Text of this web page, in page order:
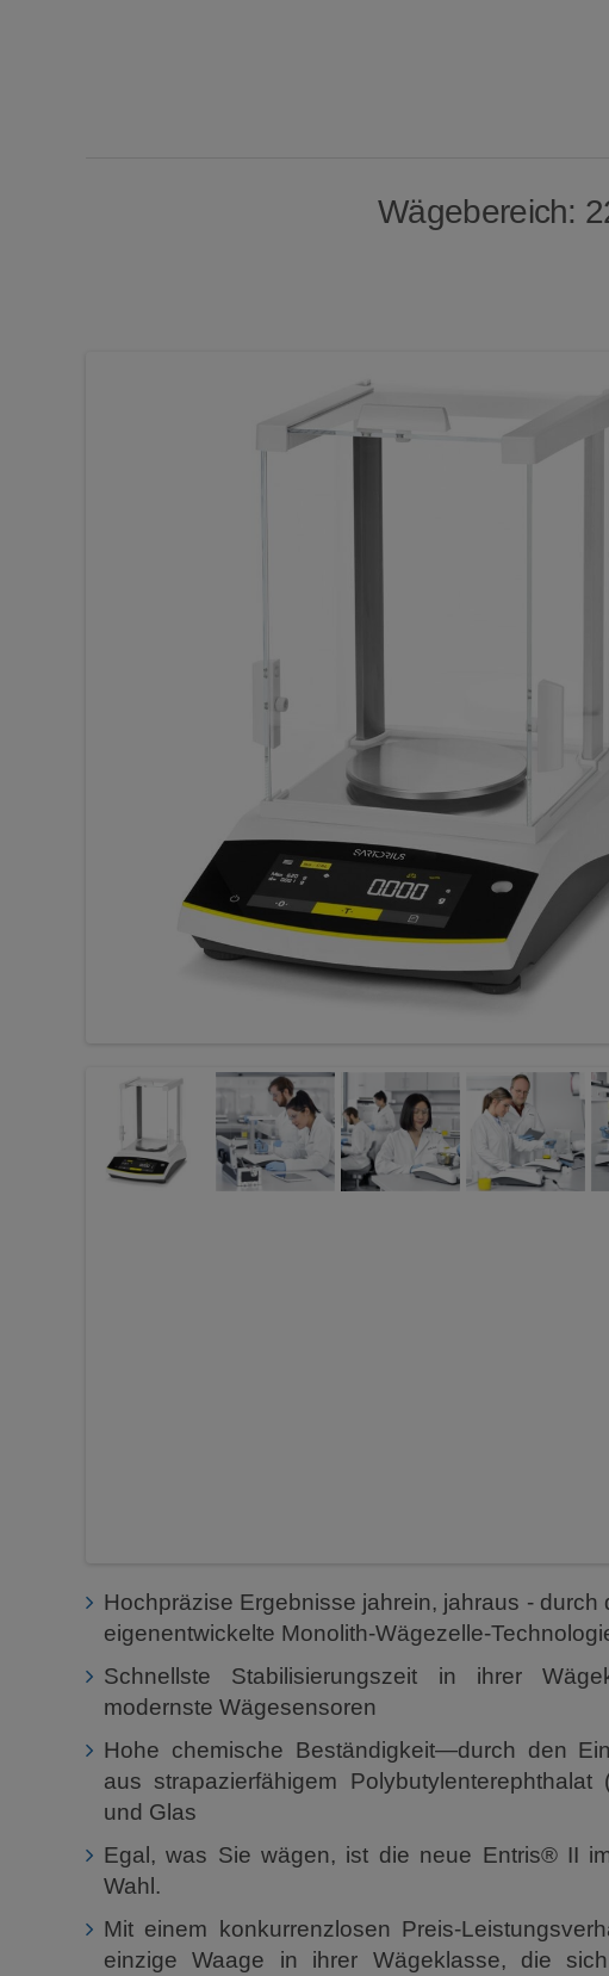
Wägebereich:
Hochpräzise Ergebnisse jahrein, jahraus - durch
eigenentwickelte Monolith-Wägezelle-
Schnellste Stabilisierungszeit in ihrer
modernste Wägesensoren
Hohe chemische Beständigkeit—durch den
aus strapazierfähigem Polybutylenterephthalat
und Glas
Egal, was Sie wägen, ist die neue Entris® II
Wahl.
Mit einem konkurrenzlosen Preis-
einzige Waage in ihrer Wägeklasse, die